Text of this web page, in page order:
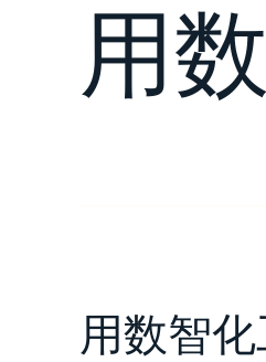
用
用数智